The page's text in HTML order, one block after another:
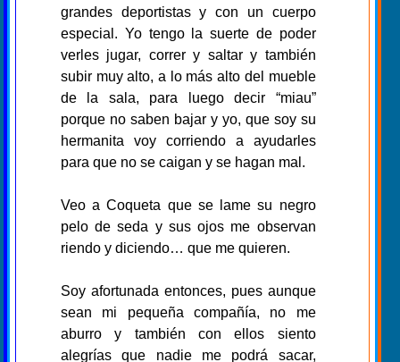
grandes deportistas y con un cuerpo
especial. Yo tengo la suerte de poder
verles jugar, correr y saltar y también
subir muy alto, a lo más alto del mueble
de la sala, para luego decir “miau”
porque no saben bajar y yo, que soy su
hermanita voy corriendo a ayudarles
para que no se caigan y se hagan mal.
Veo a Coqueta que se lame su negro
pelo de seda y sus ojos me observan
riendo y diciendo… que me quieren.
Soy afortunada entonces, pues aunque
sean mi pequeña compañía, no me
aburro y también con ellos siento
alegrías que nadie me podrá sacar,